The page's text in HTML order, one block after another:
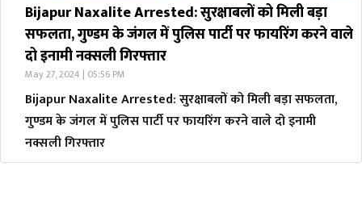
Bijapur Naxalite Arrested: सुरक्षाबलों को मिली बड़ा
सफलता, गुण्डम के जंगल में पुलिस पार्टी पर फायरिंग करने वाले
दो इनामी नक्सली गिरफ्तार
May 27, 2024 | 05:56 PM
Bijapur Naxalite Arrested: सुरक्षाबलों को मिली बड़ा सफलता,
गुण्डम के जंगल में पुलिस पार्टी पर फायरिंग करने वाले दो इनामी
नक्सली गिरफ्तार